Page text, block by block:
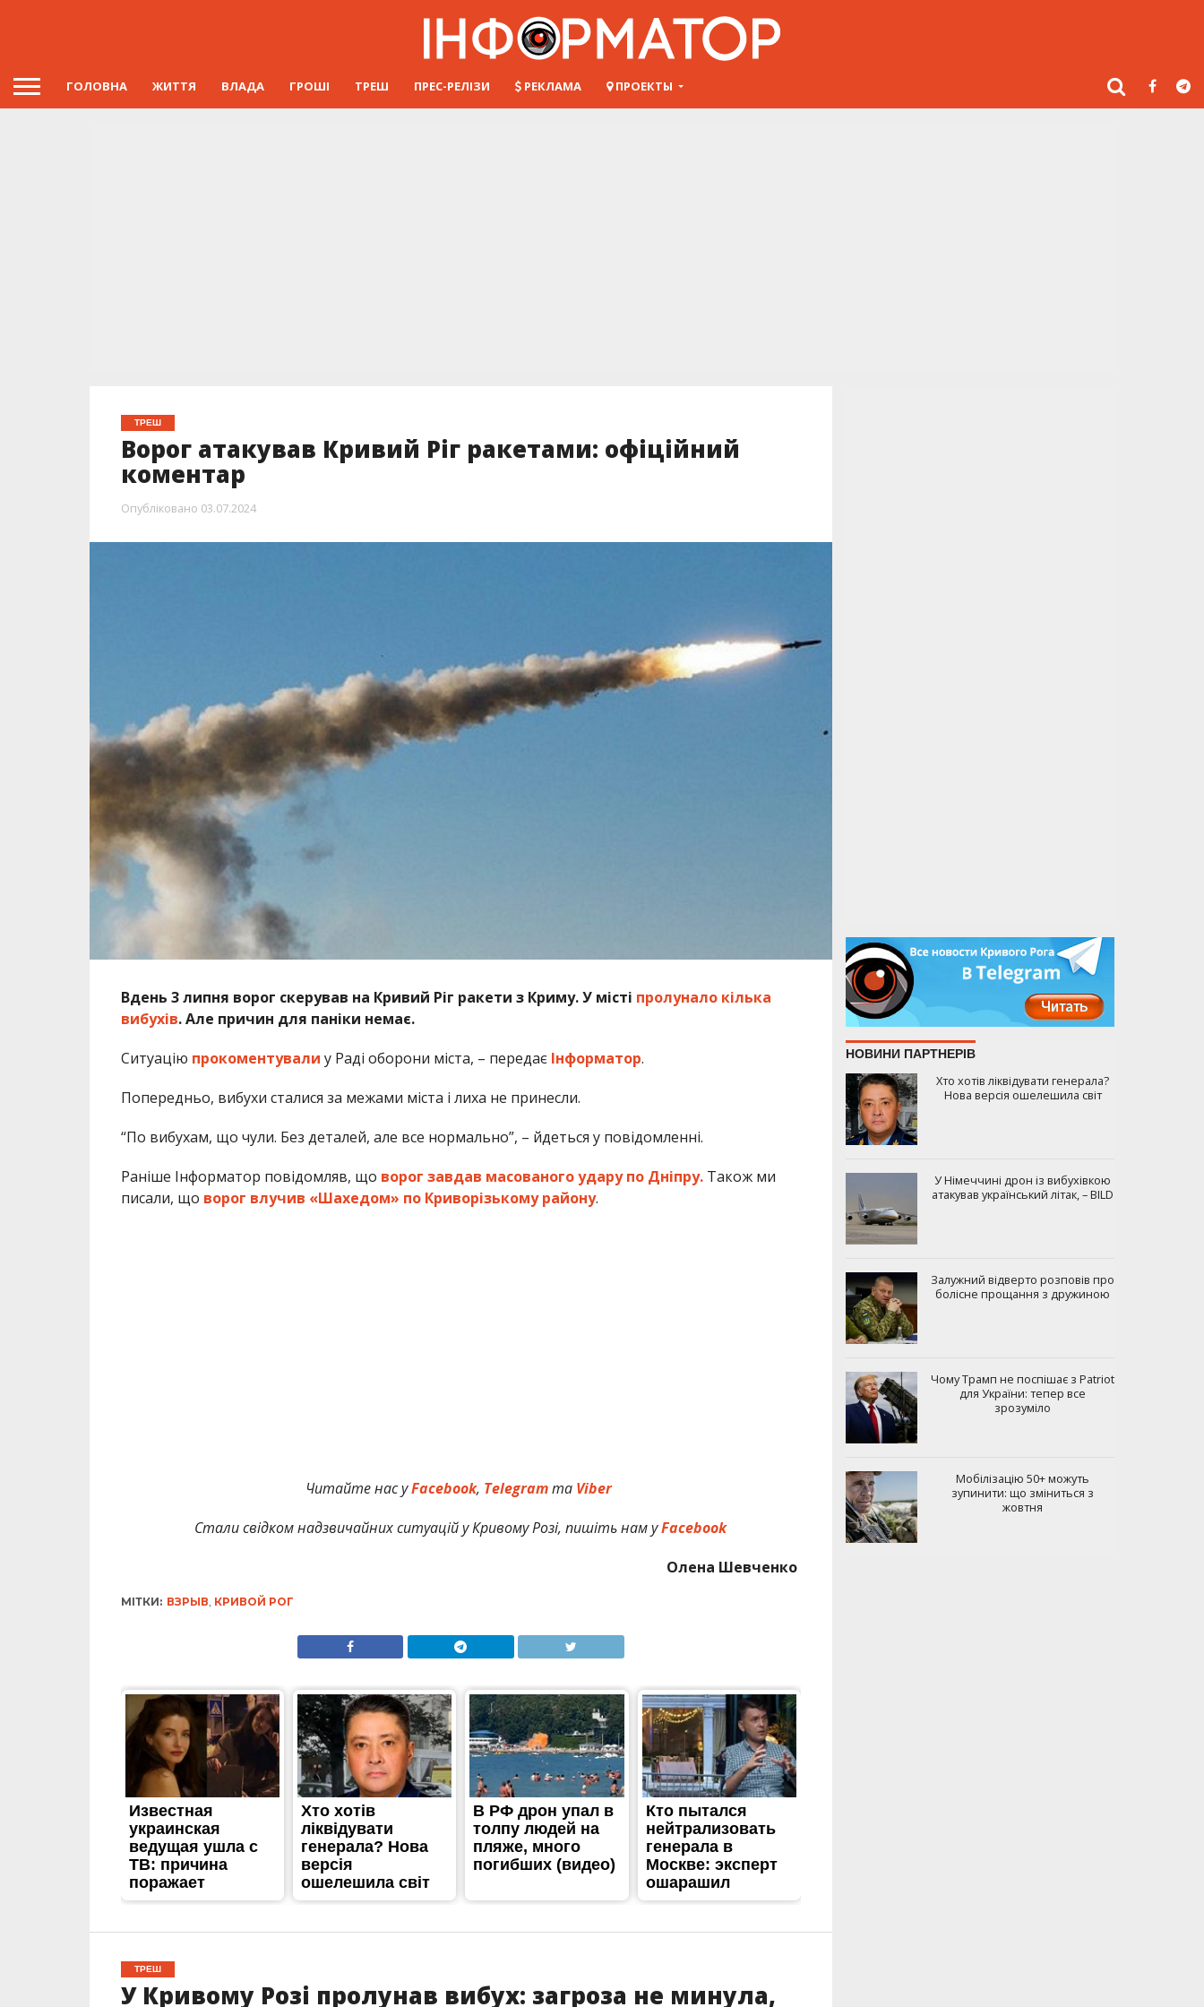
ГОЛОВНА ЖИТТЯ ВЛАДА ГРОШІ ТРЕШ ПРЕС-РЕЛІЗИ РЕКЛАМА ПРОЕКТЫ
ТРЕШ
Ворог атакував Кривий Ріг ракетами: офіційний
коментар
Опубліковано 03.07.2024
Вдень 3 липня ворог скерував на Кривий Ріг ракети з Криму. У місті пролунало кілька
вибухів. Але причин для паніки немає.
Ситуацію прокоментували у Раді оборони міста, – передає Інформатор.
Попередньо, вибухи сталися за межами міста і лиха не принесли.
“По вибухам, що чули. Без деталей, але все нормально”, – йдеться у повідомленні.
Раніше Інформатор повідомляв, що ворог завдав масованого удару по Дніпру.Також ми
писали, що ворог влучив «Шахедом» по Криворізькому району.
Читайте нас уFacebook, Telegramта Viber
Стали свідком надзвичайних ситуацій у Кривому Розі, пишіть нам уFacebook
Олена Шевченко
МІТКИ: ВЗРЫВ КРИВОЙ РОГ
ТРЕШ
У Кривому Розі пролунав вибух: загроза не минула,